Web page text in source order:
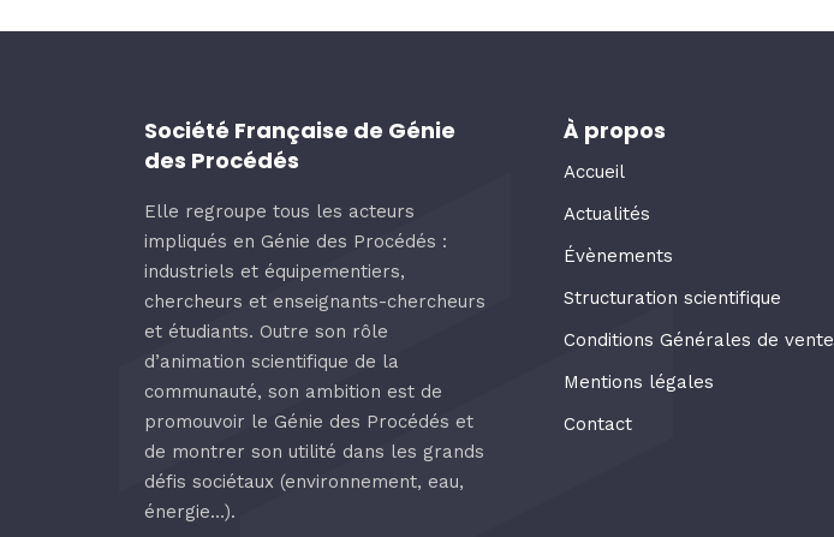
Société Française de Génie
des Procédés
Elle regroupe tous les acteurs
impliqués en Génie des Procédés :
industriels et équipementiers,
chercheurs et enseignants-chercheurs
et étudiants. Outre son rôle
d’animation scientifique de la
communauté, son ambition est de
promouvoir le Génie des Procédés et
de montrer son utilité dans les grands
défis sociétaux (environnement, eau,
énergie…).
À propos
Accueil
Actualités
Évènements
Structuration scientifique
Conditions Générales de vente
Mentions légales
Contact